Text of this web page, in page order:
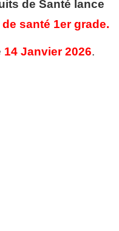
de Santé lance
santé 1er grade.
14 Janvier 2026.